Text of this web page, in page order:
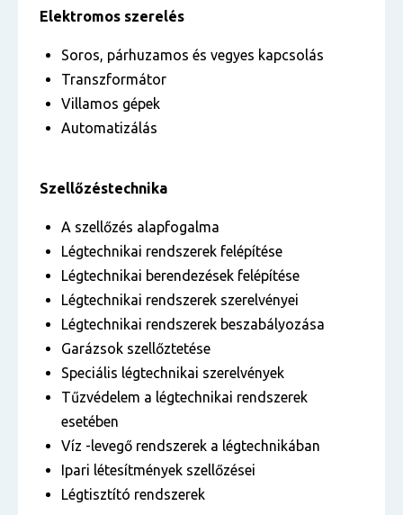
Elektromos szerelés
Soros, párhuzamos és vegyes kapcsolás
Transzformátor
Villamos gépek
Automatizálás
Szellőzéstechnika
A szellőzés alapfogalma
Légtechnikai rendszerek felépítése
Légtechnikai berendezések felépítése
Légtechnikai rendszerek szerelvényei
Légtechnikai rendszerek beszabályozása
Garázsok szellőztetése
Speciális légtechnikai szerelvények
Tűzvédelem a légtechnikai rendszerek
esetében
Víz -levegő rendszerek a légtechnikában
Ipari létesítmények szellőzései
Légtisztító rendszerek